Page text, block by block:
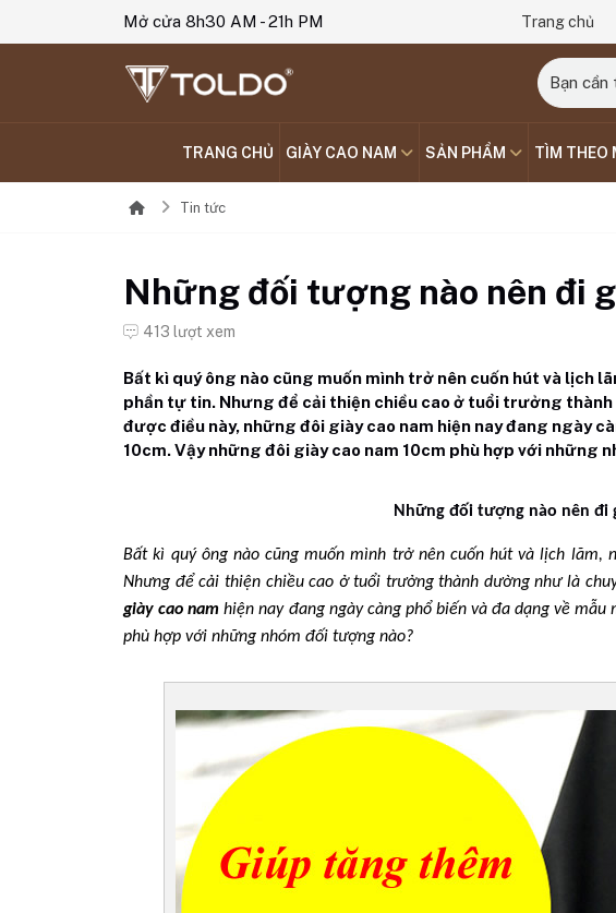
Mở cửa 8h30 AM - 21h PM Trang chủ
TRANG CHỦ GIÀY CAO NAM SẢN PHẨM TÌM THEO
Tin tức
Những đối tượng nào nên đi
413 lượt xem
Bất kì quý ông nào cũng muốn mình trở nên cuốn hút và lịch
phần tự tin. Nhưng để cải thiện chiều cao ở tuổi trưởng
được điều này, những đôi giày cao nam hiện nay đang ngày
10cm. Vậy những đôi giày cao nam 10cm phù hợp với những
Những đối tượng nào nên đi
Bất kì quý ông nào cũng muốn mình trở nên cuốn hút và lịch
Nhưng để cải thiện chiều cao ở tuổi trưởng thành dường như là
giày cao nam hiện nay đang ngày càng phổ biến và đa dạng về
phù hợp với những nhóm đối tượng nào?